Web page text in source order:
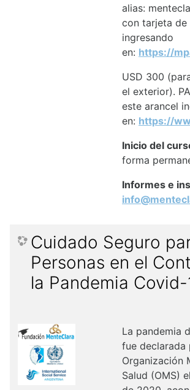
alias:
con tarjeta de
ingresando
en: https://
USD 300
el exterior).
este arancel
en: https://
Inicio del
forma
Informes e
Cuidado Seguro
Personas en el
la Pandemia Covid-
La pandemia
fue declarada
Organización
Salud (OMS)